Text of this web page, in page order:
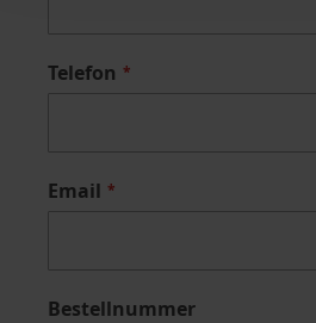
Telefon
Email
Bestellnummer